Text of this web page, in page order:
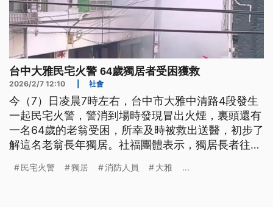
台中大雅民宅火警 64歲獨居者受困獲救
2026/2/7 12:10 社會
今（7）日凌晨7時左右，台中市大雅中清路4段發生
一起民宅火警，警消到場時發現冒出火煙，裏頭還有
一名64歲的老翁受困，所幸及時被救出送醫，初步了
解這名老翁長年獨居。社福團體表示，獨居長者往往
風險。
民宅火警 獨居 消防人員 大雅 ...